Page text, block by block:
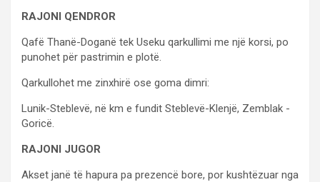
RAJONI QENDROR
Qafë Thanë-Doganë tek Useku qarkullimi me një korsi, po
punohet për pastrimin e plotë.
Qarkullohet me zinxhirë ose goma dimri:
Lunik-Steblevë, në km e fundit Steblevë-Klenjë, Zemblak -
Goricë.
RAJONI JUGOR
Akset janë të hapura pa prezencë bore, por kushtëzuar nga